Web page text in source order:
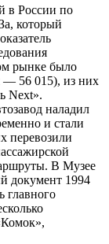
в России по
который
рынке было
— 56 015), из них
Next».
наладил
и стали
перевозили
В Музее
документ 1994
главного